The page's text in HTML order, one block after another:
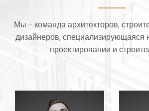
Мы - команда архитекторов,
дизайнеров, специализирующаяся
проектировании и